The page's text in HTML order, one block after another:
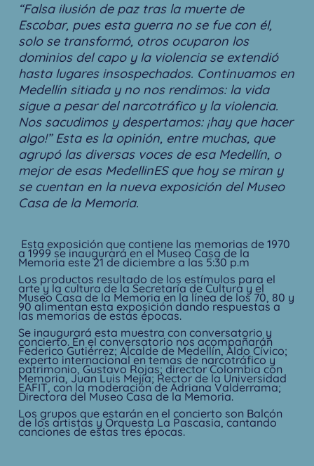
“Falsa ilusión de paz tras la muerte de
Escobar, pues esta guerra no se fue con él,
solo se transformó, otros ocuparon los
dominios del capo y la violencia se extendió
hasta lugares insospechados. Continuamos en
Medellín sitiada y no nos rendimos: la vida
sigue a pesar del narcotráfico y la violencia.
Nos sacudimos y despertamos: ¡hay que hacer
algo!” Esta es la opinión, entre muchas, que
agrupó las diversas voces de esa Medellín, o
mejor de esas MedellinES que hoy se miran y
se cuentan en la nueva exposición del Museo
Casa de la Memoria.
Esta exposición que contiene las memorias de 1970
a 1999 se inaugurará en el Museo Casa de la
Memoria este 21 de diciembre a las 5:30 p.m
Los productos resultado de los estímulos para el
arte y la cultura de la Secretaría de Cultura y el
Museo Casa de la Memoria en la línea de los 70, 80 y
90 alimentan esta exposición dando respuestas a
las memorias de estas épocas.
Se inaugurará esta muestra con conversatorio y
concierto. En el conversatorio nos acompañarán
Federico Gutiérrez; Alcalde de Medellín, Aldo Cívico;
experto internacional en temas de narcotráfico y
patrimonio, Gustavo Rojas; director Colombia con
Memoria, Juan Luis Mejía; Rector de la Universidad
EAFIT, con la moderación de Adriana Valderrama;
Directora del Museo Casa de la Memoria.
Los grupos que estarán en el concierto son Balcón
de los artistas y Orquesta La Pascasia, cantando
canciones de estas tres épocas.